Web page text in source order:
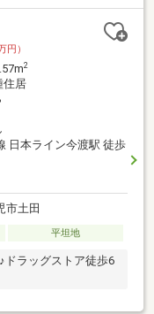
円）
2
居
日本ライン今渡駅 徒歩
市土田
平坦地
ドラッグストア徒歩6